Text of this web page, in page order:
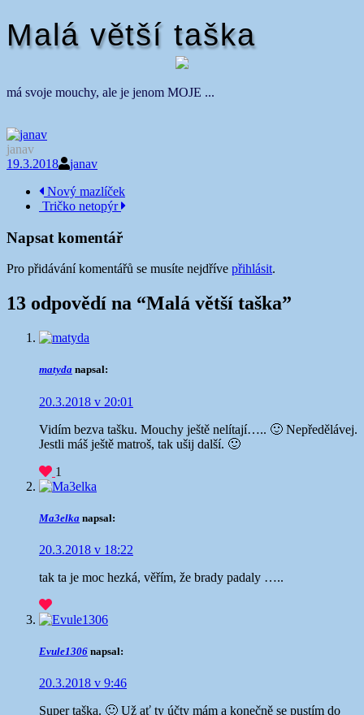
Malá větší taška
má svoje mouchy, ale je jenom MOJE ...
janav
19.3.2018
janav
Navigace
příspěvku
Nový mazlíček
Tričko netopýr
Napsat komentář
Pro přidávání komentářů se musíte nejdříve přihlásit.
13 odpovědí na “Malá větší taška”
matyda napsal:
20.3.2018 v 20:01
Vidím bezva tašku. Mouchy ještě nelítají….. 🙂 Nepředělávej.
Jestli máš ještě matroš, tak ušij další. 🙂
1
Ma3elka napsal:
20.3.2018 v 18:22
tak ta je moc hezká, věřím, že brady padaly …..
Evule1306 napsal:
20.3.2018 v 9:46
Super taška. 🙂 Už ať ty účty mám a konečně se pustím do